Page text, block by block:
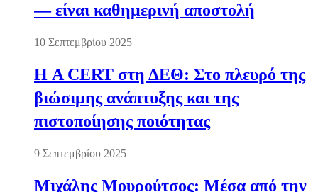
— είναι καθημερινή αποστολή
10 Σεπτεμβρίου 2025
Η A CERT στη ΔΕΘ: Στο πλευρό της
βιώσιμης ανάπτυξης και της
πιστοποίησης ποιότητας
9 Σεπτεμβρίου 2025
Μιχάλης Μουρούτσος: Μέσα από την